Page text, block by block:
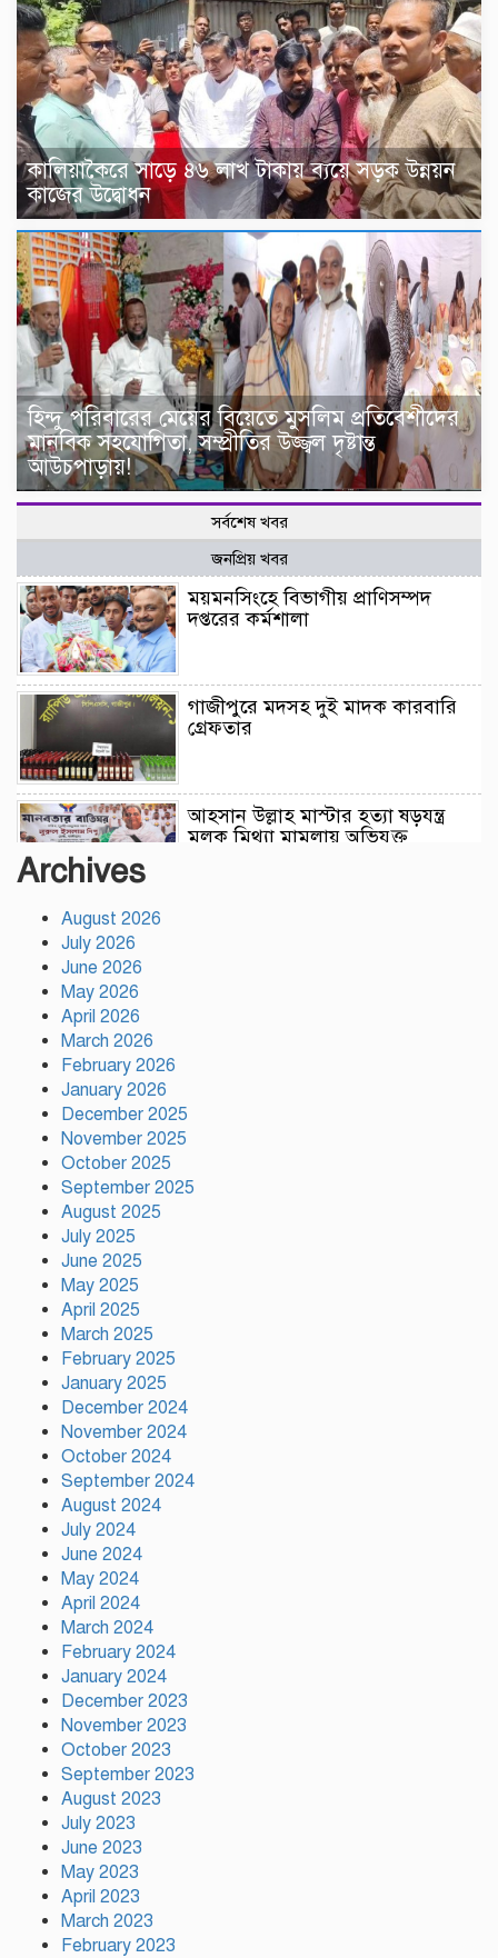
কালিয়াকৈরে সাড়ে ৪৬ লাখ টাকায় ব্যয়ে সড়ক উন্নয়ন
কাজের উদ্বোধন
হিন্দু পরিবারের মেয়ের বিয়েতে মুসলিম প্রতিবেশীদের
মানবিক সহযোগিতা, সম্প্রীতির উজ্জ্বল দৃষ্টান্ত
আউচপাড়ায়!
সর্বশেষ খবর
জনপ্রিয় খবর
ময়মনসিংহে বিভাগীয় প্রাণিসম্পদ
দপ্তরের কর্মশালা
গাজীপুরে মদসহ দুই মাদক কারবারি
গ্রেফতার
আহসান উল্লাহ মাস্টার হত্যা ষড়যন্ত্র
মূলক মিথ্যা মামলায় অভিযুক্ত
প্রতি ইউনিয়নে খেলার মাঠ ও জেলায়
Archives
August 2026
July 2026
June 2026
May 2026
April 2026
March 2026
February 2026
January 2026
December 2025
November 2025
October 2025
September 2025
August 2025
July 2025
June 2025
May 2025
April 2025
March 2025
February 2025
January 2025
December 2024
November 2024
October 2024
September 2024
August 2024
July 2024
June 2024
May 2024
April 2024
March 2024
February 2024
January 2024
December 2023
November 2023
October 2023
September 2023
August 2023
July 2023
June 2023
May 2023
April 2023
March 2023
February 2023